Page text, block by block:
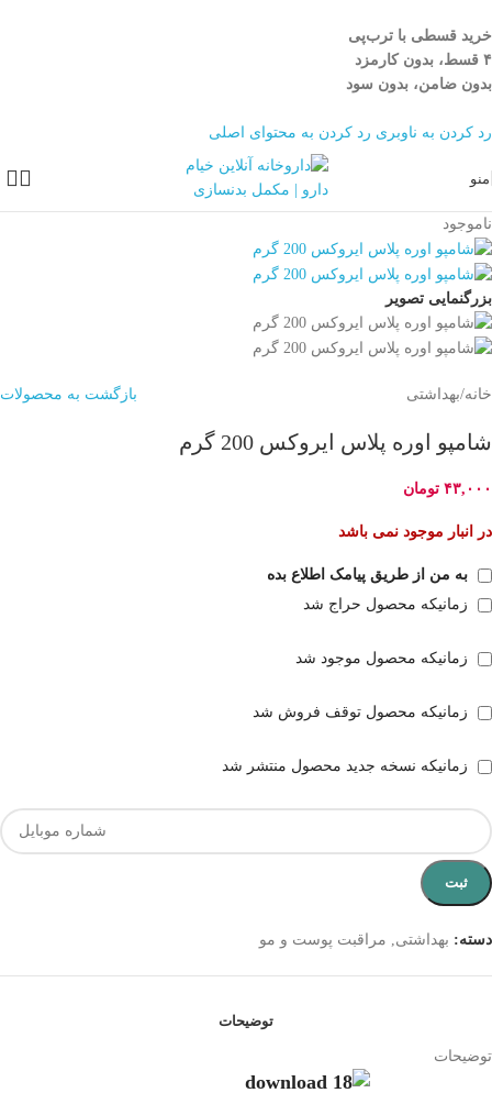
خرید قسطی با ترب‌پی
۴ قسط، بدون کارمزد
بدون ضامن، بدون سود
رد کردن به ناوبری رد کردن به محتوای اصلی
منو
ناموجود
بزرگنمایی تصویر
خانه/بهداشتی بازگشت به محصولات
شامپو اوره پلاس ایروکس 200 گرم
۴۳,۰۰۰ تومان
در انبار موجود نمی باشد
به من از طریق پیامک اطلاع بده
زمانیکه محصول حراج شد
زمانیکه محصول موجود شد
زمانیکه محصول توقف فروش شد
زمانیکه نسخه جدید محصول منتشر شد
ثبت
دسته: بهداشتی, مراقبت پوست و مو
توضیحات
توضیحات